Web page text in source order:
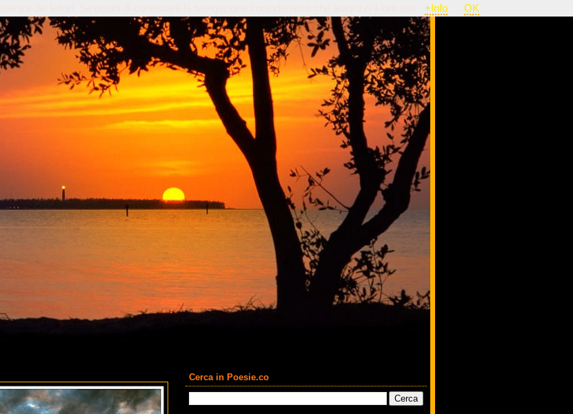
Cerca in Poesie.co
+Info OK